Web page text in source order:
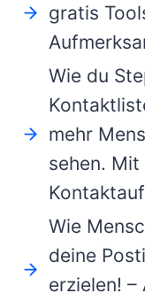
gratis
Wie du
mehr
sehen.
Wie
deine
erzielen! –